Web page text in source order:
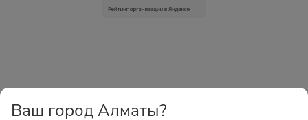
Ваш город Алматы?